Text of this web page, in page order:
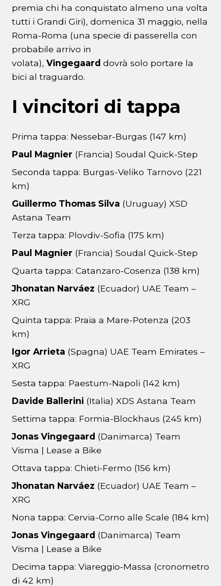
premia chi ha conquistato almeno una volta
tutti i Grandi Giri), domenica 31 maggio, nella
Roma-Roma (una specie di passerella con
probabile arrivo in
volata), Vingegaard dovrà solo portare la
bici al traguardo.
I vincitori di tappa
Prima tappa: Nessebar-Burgas (147 km)
Paul Magnier (Francia) Soudal Quick-Step
Seconda tappa: Burgas-Veliko Tarnovo (221
km)
Guillermo Thomas Silva (Uruguay) XSD
Astana Team
Terza tappa: Plovdiv-Sofia (175 km)
Paul Magnier (Francia) Soudal Quick-Step
Quarta tappa: Catanzaro-Cosenza (138 km)
Jhonatan Narváez (Ecuador) UAE Team –
XRG
Quinta tappa: Praia a Mare-Potenza (203
km)
Igor Arrieta (Spagna) UAE Team Emirates –
XRG
Sesta tappa: Paestum-Napoli (142 km)
Davide Ballerini (Italia) XDS Astana Team
Settima tappa: Formia-Blockhaus (245 km)
Jonas Vingegaard (Danimarca) Team
Visma | Lease a Bike
Ottava tappa: Chieti-Fermo (156 km)
Jhonatan Narváez (Ecuador) UAE Team –
XRG
Nona tappa: Cervia-Corno alle Scale (184 km)
Jonas Vingegaard (Danimarca) Team
Visma | Lease a Bike
Decima tappa: Viareggio-Massa (cronometro
di 42 km)